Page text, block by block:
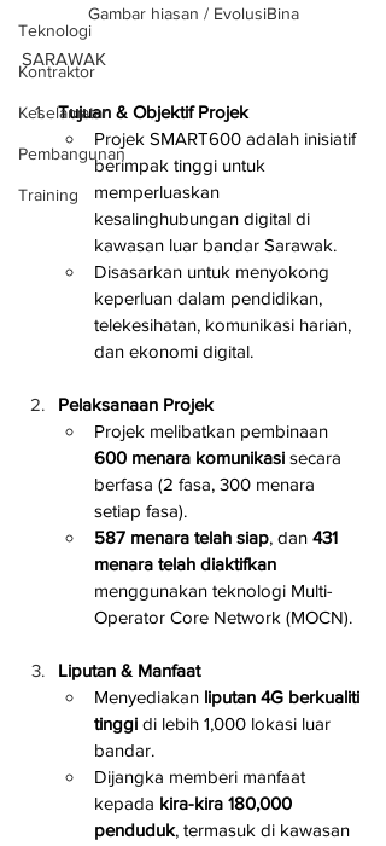
Teknologi
Kontraktor
Keselamatan
Pembangunan
Training
Gambar hiasan / EvolusiBina
SARAWAK
Tujuan & Objektif Projek
Projek SMART600 adalah inisiatif
berimpak tinggi untuk
memperluaskan
kesalinghubungan digital di
kawasan luar bandar Sarawak.
Disasarkan untuk menyokong
keperluan dalam pendidikan,
telekesihatan, komunikasi harian,
dan ekonomi digital.
Pelaksanaan Projek
Projek melibatkan pembinaan
600 menara komunikasi secara
berfasa (2 fasa, 300 menara
setiap fasa).
587 menara telah siap, dan 431
menara telah diaktifkan
menggunakan teknologi Multi-
Operator Core Network (MOCN).
Liputan & Manfaat
Menyediakan liputan 4G berkualiti
tinggi di lebih 1,000 lokasi luar
bandar.
Dijangka memberi manfaat
kepada kira-kira 180,000
penduduk, termasuk di kawasan